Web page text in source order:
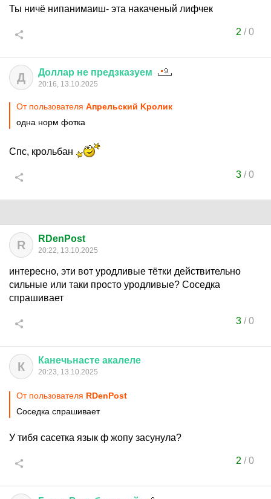
Ты ничё нипанимаиш- эта накаченый лифчек
2 /0
Д Доллар не предзказуем
20:16, 13.10.2025
От пользователя Aпрельский Kролик
одна норм фотка
Спс, крольбан
3/0
R RDenPost
20:22, 13.10.2025
интересно, эти вот уродливые тётки действительно
сильные или таки просто уродливые? Соседка
спрашивает
3/0
К Канечьнасте акалеле
20:23, 13.10.2025
От пользователя RDenPost
Соседка спрашивает
У тибя сасетка язык ф жопу засунула?
2 /0